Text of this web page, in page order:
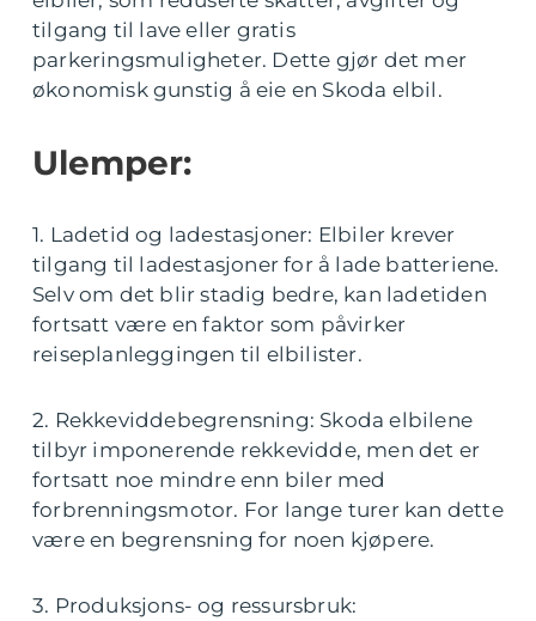
tilgang til lave eller gratis
parkeringsmuligheter. Dette gjør det mer
økonomisk gunstig å eie en Skoda elbil.
Ulemper:
1. Ladetid og ladestasjoner: Elbiler krever
tilgang til ladestasjoner for å lade batteriene.
Selv om det blir stadig bedre, kan ladetiden
fortsatt være en faktor som påvirker
reiseplanleggingen til elbilister.
2. Rekkeviddebegrensning: Skoda elbilene
tilbyr imponerende rekkevidde, men det er
fortsatt noe mindre enn biler med
forbrenningsmotor. For lange turer kan dette
være en begrensning for noen kjøpere.
3. Produksjons- og ressursbruk: